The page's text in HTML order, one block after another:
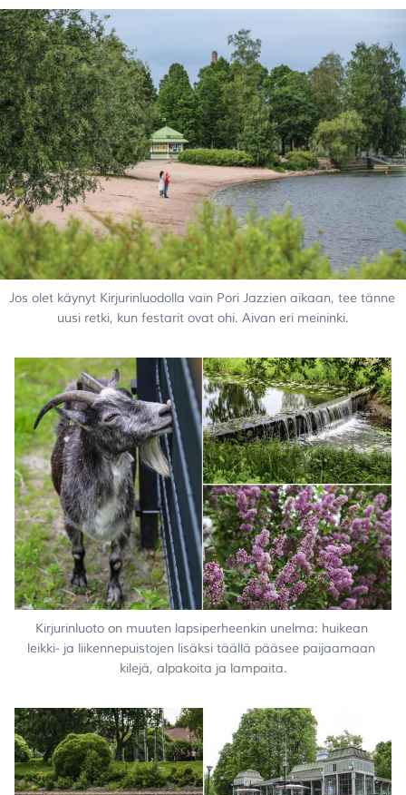
Jos olet käynyt Kirjurinluodolla vain Pori Jazzien aikaan, tee tänne
uusi retki, kun festarit ovat ohi. Aivan eri meininki.
Kirjurinluoto on muuten lapsiperheenkin unelma: huikean
leikki- ja liikennepuistojen lisäksi täällä pääsee paijaamaan
kilejä, alpakoita ja lampaita.